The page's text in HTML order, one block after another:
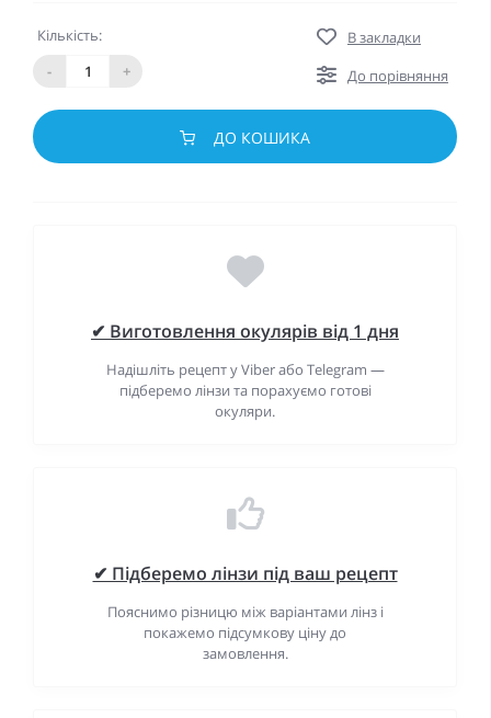
Кількість:
-
+
В закладки
До порівняння
ДО КОШИКА
✔ Виготовлення окулярів від 1 дня
Надішліть рецепт у Viber або Telegram —
підберемо лінзи та порахуємо готові
окуляри.
✔ Підберемо лінзи під ваш рецепт
Пояснимо різницю між варіантами лінз і
покажемо підсумкову ціну до
замовлення.